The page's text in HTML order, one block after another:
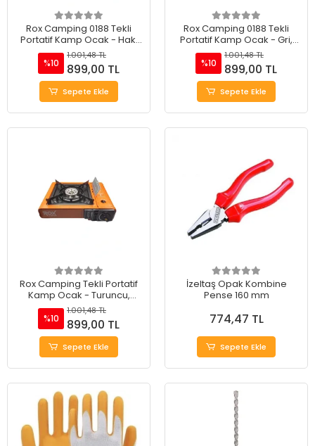
Rox Camping 0188 Tekli
Portatif Kamp Ocak - Haki
Yeşil, Rüzgarlıklı, Ekstra Gaz
Girişli
%10
1.001,48 TL
899,00 TL
Sepete Ekle
Rox Camping 0188 Tekli
Portatif Kamp Ocak - Gri,
Rüzgarlıklı, Ekstra Gaz Girişli
%10
1.001,48 TL
899,00 TL
Sepete Ekle
Rox Camping Tekli Portatif
Kamp Ocak - Turuncu,
Rüzgarlıklı, Ekstra Gaz Girişli
%10
1.001,48 TL
899,00 TL
Sepete Ekle
İzeltaş Opak Kombine
Pense 160 mm
774,47 TL
Sepete Ekle